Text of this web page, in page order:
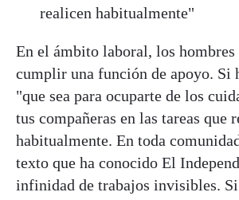
realicen habitualmente"
En el ámbito laboral, los hombres
cumplir una función de apoyo. Si
"que sea para ocuparte de los
tus compañeras en las tareas que
habitualmente. En toda
texto que ha conocido El
infinidad de trabajos invisibles.